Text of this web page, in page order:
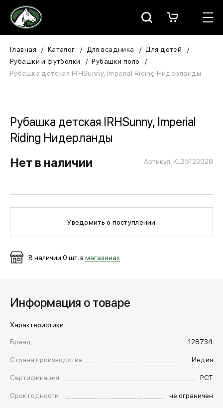
Москва
Для всадника
В конюшню
ЗООТОВАРЫ
Для собаки
МЕДИА
Главная Каталог Для всадника
Для детей
Рубашки и футболки
Рубашки поло
Рубашка детская IRHSunny, Imperial Riding Нидерланды
Рубашка детская IRHSunny, Imperial
Riding Нидерланды
Артикул: KL35123028
Нет в наличии
Уведомить о поступлении
В наличии 0 шт. в магазинах
Информация о товаре
Характеристики
Бренд
128734
Страна производства
Индия
Сертификация
РСТ
Срок годности
не ограничен